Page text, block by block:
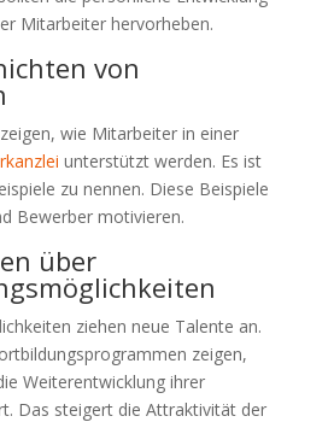
Mitarbeiter hervorheben.
von
wie Mitarbeiter in einer
unterstützt werden. Es ist
zu nennen. Diese Beispiele
Bewerber motivieren.
über
ziehen neue Talente an.
zeigen,
Weiterentwicklung ihrer
Das steigert die Attraktivität der